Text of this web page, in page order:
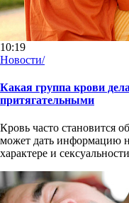
10:19
Новости/
Какая группа крови
притягательными
Кровь часто становится
может дать информацию
характере и